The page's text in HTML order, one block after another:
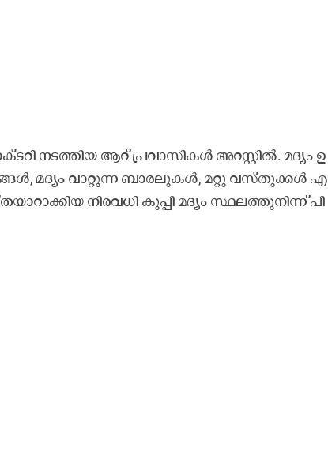
ന​ട​ത്തി​യ ആ​റ് പ്ര​വാ​സി​ക​ൾ അ​റ​സ്റ്റി​ൽ. മ​ദ്യം ഉ​
മ​ദ്യം വാ​റ്റു​ന്ന ബാ​ര​ലു​ക​ൾ, മ​റ്റു വ​സ്തു​ക്ക​ൾ എ​
നി​ര​വ​ധി കു​പ്പി മ​ദ്യം സ്ഥ​ല​ത്തുനി​ന്ന് പി​